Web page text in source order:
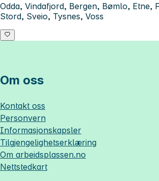
Odda, Vindafjord, Bergen, Bømlo, Etne,
Stord, Sveio, Tysnes, Voss
Om oss
Kontakt oss
Personvern
Informasjonskapsler
Tilgjengelighetserklæring
Om arbeidsplassen.no
Nettstedkart